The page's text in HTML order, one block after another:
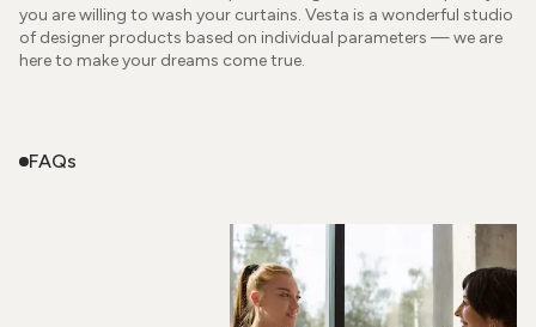
you are willing to wash your curtains. Vesta is a wonderful studio
of designer products based on individual parameters — we are
here to make your dreams come true.
FAQs